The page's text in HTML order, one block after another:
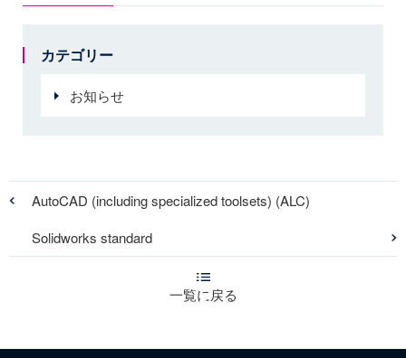
カテゴリー
お知らせ
AutoCAD (including specialized toolsets) (ALC)
一覧に戻る
Solidworks standard